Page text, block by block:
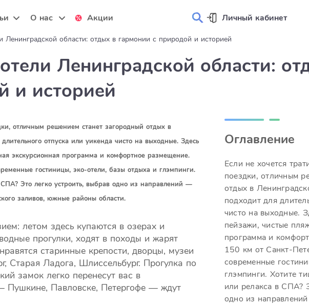
О нас Акции Личный кабинет
Ленинградской области: отдых в гармонии с природой и историей
Ленинградской области:
и историей
отличным решением станет загородный отдых в
отпуска или уикенда чисто на выходные. Здесь
экскурсионная программа и комфортное размещение.
гостиницы, эко-отели, базы отдыха и глэмпинги.
Это легко устроить, выбрав одно из направлений —
заливов, южные районы области.
летом здесь купаются в озерах и
прогулки, ходят в походы и жарят
старинные крепости, дворцы, музеи
Ладога, Шлиссельбург. Прогулка по
замок легко перенесут вас в
Пушкине, Павловске, Петергофе — ждут
Оглавление
Если не хочется
поездки, отличным
отдых в
подходит для
чисто на выходные.
пейзажи, чистые
программа и
150 км от Санкт-
современные
глэмпинги. Хотите
или релакса в СПА?
одно из